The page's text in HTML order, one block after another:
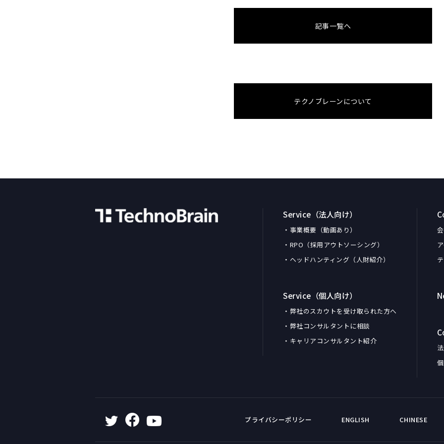
記事一覧へ
テクノブレーンについて
Service（法人向け）
・事業概要（動画あり）
・RPO（採用アウトソーシング）
・ヘッドハンティング（人財紹介）
Service（個人向け）
・弊社のスカウトを受け取られた方へ
・弊社コンサルタントに相談
・キャリアコンサルタント紹介
プライバシーポリシー ENGLISH CHINESE